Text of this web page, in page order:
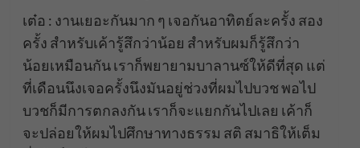
เต๋อ : งานเยอะกันมาก ๆ เจอกันอาทิตย์ละครั้ง สอง
ครั้ง สำหรับเค้ารู้สึกว่าน้อย สำหรับผมก็รู้สึกว่า
น้อยเหมือนกัน เราก็พยายามบาลานซ์ให้ดีที่สุด แต่
ที่เดือนนึงเจอครั้งนึงมันอยู่ช่วงที่ผมไปบวช พอไป
บวชก็มีการตกลงกัน เราก็จะแยกกันไปเลย เค้าก็
จะปล่อยให้ผมไปศึกษาทางธรรม สติ สมาธิให้เต็ม